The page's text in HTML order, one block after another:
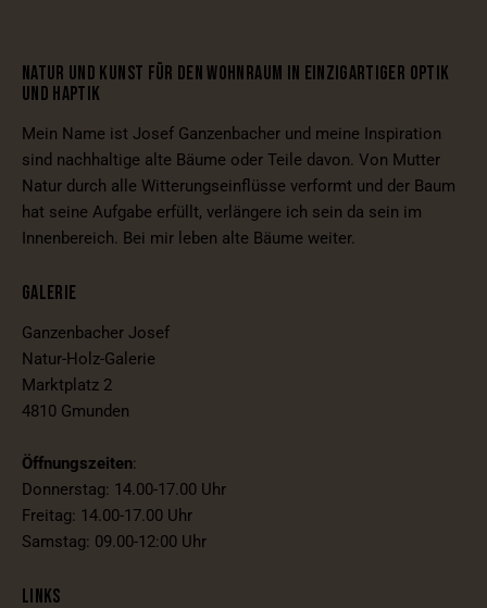
NATUR UND KUNST FÜR DEN WOHNRAUM IN EINZIGARTIGER OPTIK
UND HAPTIK
Mein Name ist Josef Ganzenbacher und meine Inspiration
sind nachhaltige alte Bäume oder Teile davon. Von Mutter
Natur durch alle Witterungseinflüsse verformt und der Baum
hat seine Aufgabe erfüllt, verlängere ich sein da sein im
Innenbereich. Bei mir leben alte Bäume weiter.
GALERIE
Ganzenbacher Josef
Natur-Holz-Galerie
Marktplatz 2
4810 Gmunden
Öffnungszeiten:
Donnerstag: 14.00-17.00 Uhr
Freitag: 14.00-17.00 Uhr
Samstag: 09.00-12:00 Uhr
LINKS